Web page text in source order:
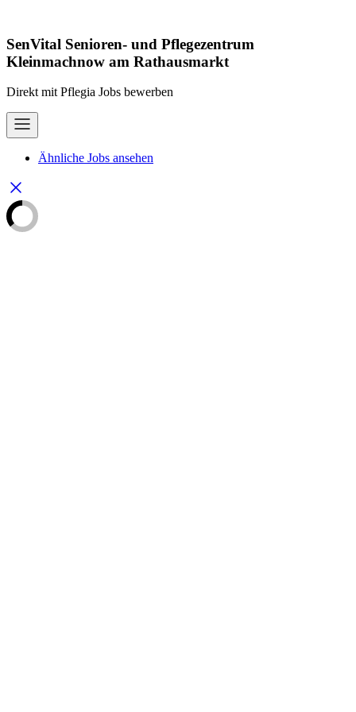
SenVital Senioren- und Pflegezentrum
Kleinmachnow am Rathausmarkt
Direkt mit Pflegia Jobs bewerben
Ähnliche Jobs ansehen